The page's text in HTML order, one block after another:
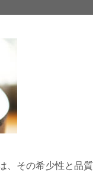
、その希少性と品質